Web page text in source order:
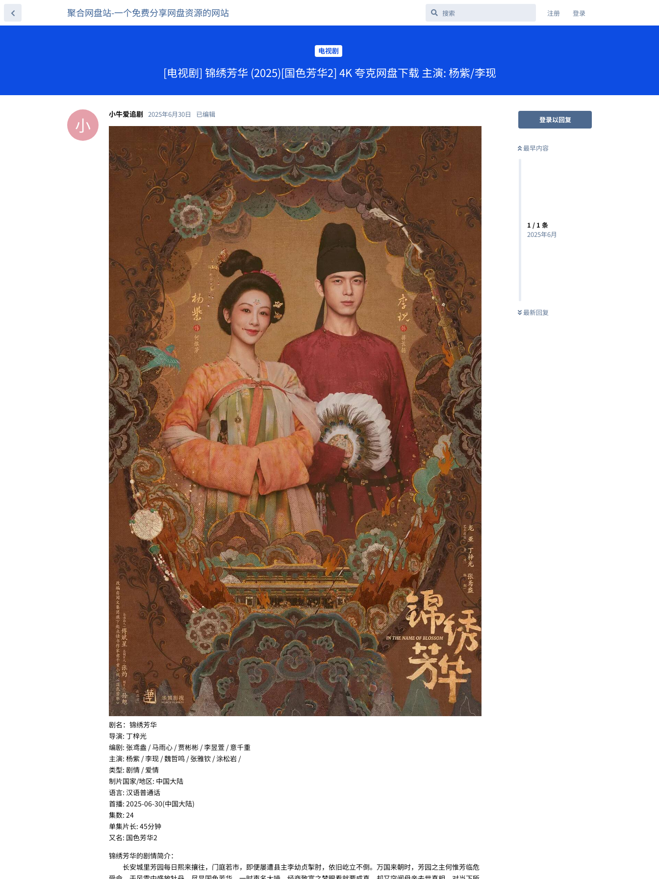
聚合网盘站-一个免费分享网盘资源的网站 注册 登录
电视剧
[电视剧] 锦绣芳华 (2025)[国色芳华2] 4K 夸克网盘下载 主演: 杨紫/李现
登录以回复
最早内容
1 / 1 条
2025年6月
最新回复
小 小牛爱追剧 2025年6月30日 已编辑
剧名：锦绣芳华
导演: 丁梓光
编剧: 张鸢盎 / 马雨心 / 贾彬彬 / 李昱萱 / 意千重
主演: 杨紫 / 李现 / 魏哲鸣 / 张雅钦 / 涂松岩 /
类型: 剧情 / 爱情
制片国家/地区: 中国大陆
语言: 汉语普通话
首播: 2025-06-30(中国大陆)
集数: 24
单集片长: 45分钟
又名: 国色芳华2
锦绣芳华的剧情简介：
长安城里芳园每日熙来攘往，门庭若市，即便屡遭县主李幼贞掣肘，依旧屹立不倒。万国来朝时，芳园之主何惟芳临危